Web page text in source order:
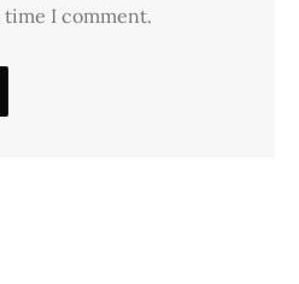
I comment.